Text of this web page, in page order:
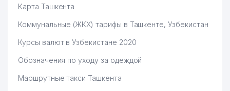
Карта Ташкента
Коммунальные (ЖКХ) тарифы в Ташкенте, Узбекистан
Курсы валют в Узбекистане 2020
Обозначения по уходу за одеждой
Маршрутные такси Ташкента